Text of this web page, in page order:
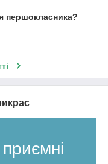
першокласника?